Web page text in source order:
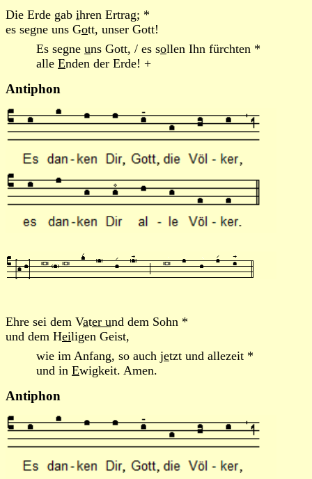
Die Erde gab ihren Ertrag; *
es segne uns Gott, unser Gott!
Es segne uns Gott, / es sollen Ihn fürchten *
alle Enden der Erde! +
Antiphon
Ehre sei dem Vater und dem Sohn *
und dem Heiligen Geist,
wie im Anfang, so auch jetzt und allezeit *
und in Ewigkeit. Amen.
Antiphon